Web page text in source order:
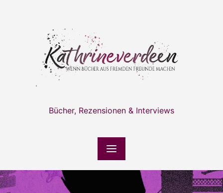
Bücher, Rezensionen & Interviews